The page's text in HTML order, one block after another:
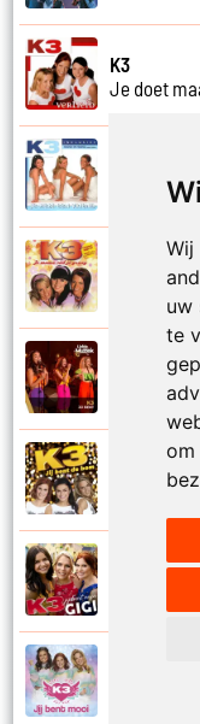
Wij
uw
te
om
K3
Je doet
Je hebt
Je mama
Jij bent
Jij bent de